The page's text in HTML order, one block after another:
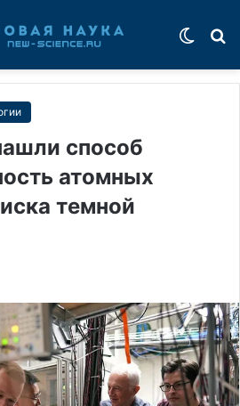
способ
атомных
темной